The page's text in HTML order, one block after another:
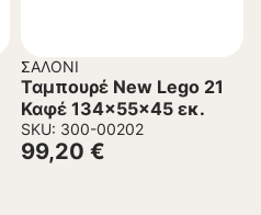
ΣΑΛΌΝΙ
Ταμπουρέ New Lego 21
Καφέ 134x55x45 εκ.
SKU: 300-00202
99,20 €